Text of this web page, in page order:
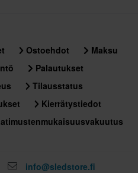
Ostoehdot
Maksu
Palautukset
Tilausstatus
Kierrätystiedot
info@sledstore.fi